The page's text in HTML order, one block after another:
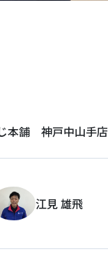
本舗 神戸中山手店
江見 雄飛